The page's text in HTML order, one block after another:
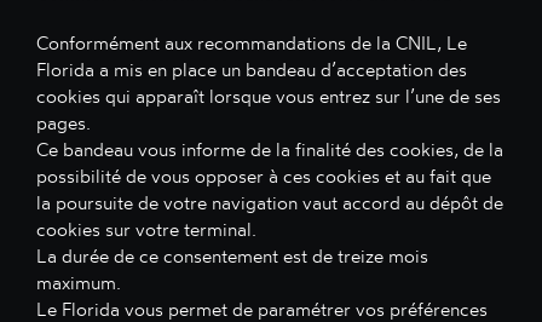
Conformément aux recommandations de la CNIL, Le
Florida a mis en place un bandeau d’acceptation des
cookies qui apparaît lorsque vous entrez sur l’une de ses
pages.
Ce bandeau vous informe de la finalité des cookies, de la
possibilité de vous opposer à ces cookies et au fait que
la poursuite de votre navigation vaut accord au dépôt de
cookies sur votre terminal.
La durée de ce consentement est de treize mois
maximum.
Le Florida vous permet de paramétrer vos préférences